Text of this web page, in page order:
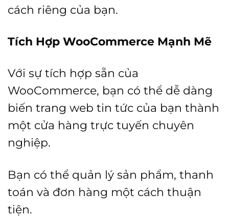
cách riêng của bạn.
Tích Hợp WooCommerce Mạnh Mẽ
Với sự tích hợp sẵn của
WooCommerce, bạn có thể dễ dàng
biến trang web tin tức của bạn thành
một cửa hàng trực tuyến chuyên
nghiệp.
Bạn có thể quản lý sản phẩm, thanh
toán và đơn hàng một cách thuận
tiện.